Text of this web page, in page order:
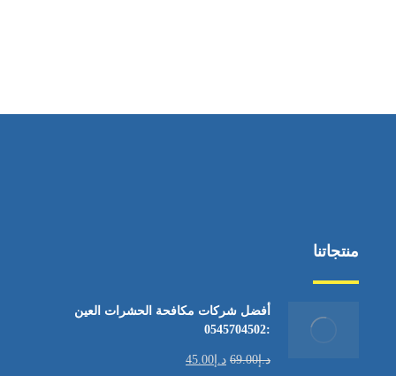
منتجاتنا
أفضل شركات مكافحة الحشرات العين
:0545704502
د.إ69.00 د.إ 45.00